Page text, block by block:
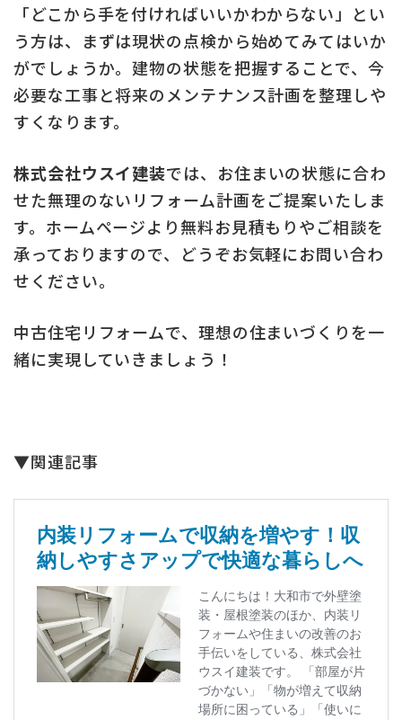
「どこから手を付ければいいかわからない」とい
う方は、まずは現状の点検から始めてみてはいか
がでしょうか。建物の状態を把握することで、今
必要な工事と将来のメンテナンス計画を整理しや
すくなります。
株式会社ウスイ建装では、お住まいの状態に合わ
せた無理のないリフォーム計画をご提案いたしま
す。ホームページより無料お見積もりやご相談を
承っておりますので、どうぞお気軽にお問い合わ
せください。
中古住宅リフォームで、理想の住まいづくりを一
緒に実現していきましょう！
▼関連記事